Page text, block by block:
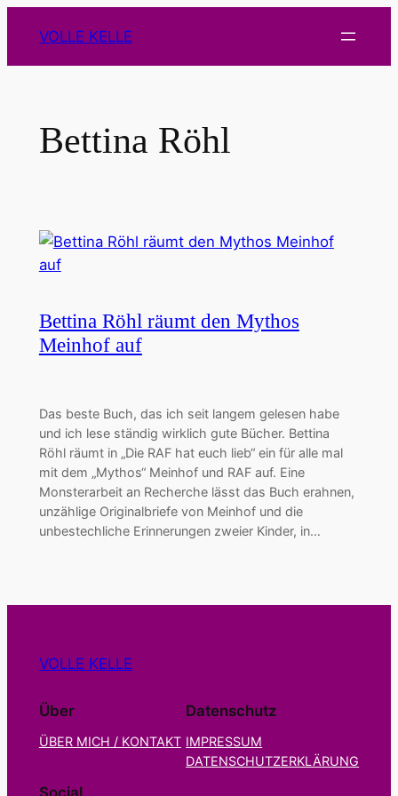
Inhalt
springen
VOLLE KELLE
Bettina Röhl
Bettina Röhl räumt den Mythos
Meinhof auf
Das beste Buch, das ich seit langem gelesen habe
und ich lese ständig wirklich gute Bücher. Bettina
Röhl räumt in „Die RAF hat euch lieb“ ein für alle mal
mit dem „Mythos“ Meinhof und RAF auf. Eine
Monsterarbeit an Recherche lässt das Buch erahnen,
unzählige Originalbriefe von Meinhof und die
unbestechliche Erinnerungen zweier Kinder, in…
VOLLE KELLE
Über
ÜBER MICH / KONTAKT
Datenschutz
IMPRESSUM
DATENSCHUTZERKLÄRUNG